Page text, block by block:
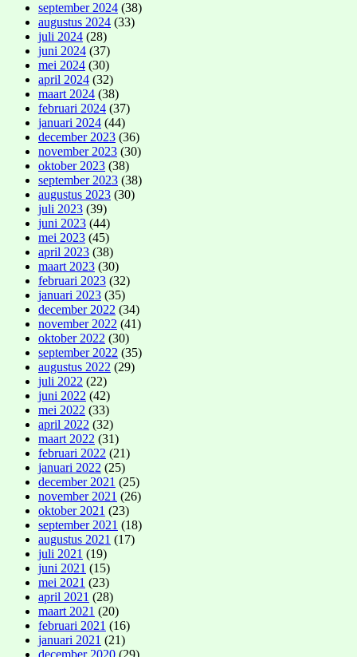
september 2024 (38)
augustus 2024 (33)
juli 2024 (28)
juni 2024 (37)
mei 2024 (30)
april 2024 (32)
maart 2024 (38)
februari 2024 (37)
januari 2024 (44)
december 2023 (36)
november 2023 (30)
oktober 2023 (38)
september 2023 (38)
augustus 2023 (30)
juli 2023 (39)
juni 2023 (44)
mei 2023 (45)
april 2023 (38)
maart 2023 (30)
februari 2023 (32)
januari 2023 (35)
december 2022 (34)
november 2022 (41)
oktober 2022 (30)
september 2022 (35)
augustus 2022 (29)
juli 2022 (22)
juni 2022 (42)
mei 2022 (33)
april 2022 (32)
maart 2022 (31)
februari 2022 (21)
januari 2022 (25)
december 2021 (25)
november 2021 (26)
oktober 2021 (23)
september 2021 (18)
augustus 2021 (17)
juli 2021 (19)
juni 2021 (15)
mei 2021 (23)
april 2021 (28)
maart 2021 (20)
februari 2021 (16)
januari 2021 (21)
december 2020 (29)